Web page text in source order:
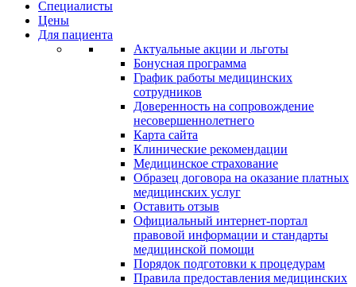
Специалисты
Цены
Для пациента
Актуальные акции и льготы
Бонусная программа
График работы медицинских
сотрудников
Доверенность на сопровождение
несовершеннолетнего
Карта сайта
Клинические рекомендации
Медицинское страхование
Образец договора на оказание платных
медицинских услуг
Оставить отзыв
Официальный интернет-портал
правовой информации и стандарты
медицинской помощи
Порядок подготовки к процедурам
Правила предоставления медицинских